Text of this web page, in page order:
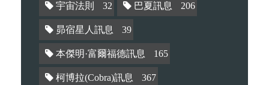
宇宙法則 32 巴夏訊息 206
昴宿星人訊息 39
本傑明·富爾福德訊息 165
柯博拉(Cobra)訊息 367